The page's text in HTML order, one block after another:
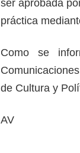
ser aprobada
práctica
Como se
de Cultura y
AV